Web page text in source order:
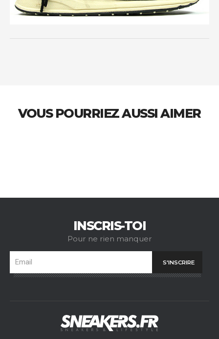
VOUS POURRIEZ AUSSI AIMER
INSCRIS-TOI
Pour ne rien manquer